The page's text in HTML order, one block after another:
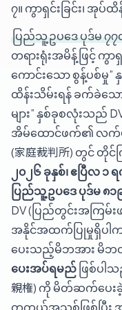
၇။ ကွာရှင်းခြင်း၊ အုပ်ထိ
ပြည်သူ့ဥပဒေ ပုဒ်မ ၇၇
တရားရုံးအမိန့်ဖြင့် ကွာ
ကောင်းသော စွန့်ပစ်မှု
ထိန်းသိမ်းရန် ခက်ခဲသေ
များ” နှစ်ခုစလုံးသည်
အိမ်ထောင်ဖက်၏ လ
(家庭裁判所) တွင် တိုင်
၂၀၂၆ ခုနှစ်၊ ဧပြီလ ၁
ပြည်သူ့ဥပဒေ ပုဒ်မ ၈၁
DV (ပြည်တွင်းအကြ
အနိုင်အထက်ပြုမှုရှိပါက
ပေးသည့်မိဘအား မိဘ
ပေးအပ်ရမည်ဖြစ်ပါ
親権) ကို မိတ်ဆက်ပေး
တကယ်အသစ်ဖြစ်ပြီး